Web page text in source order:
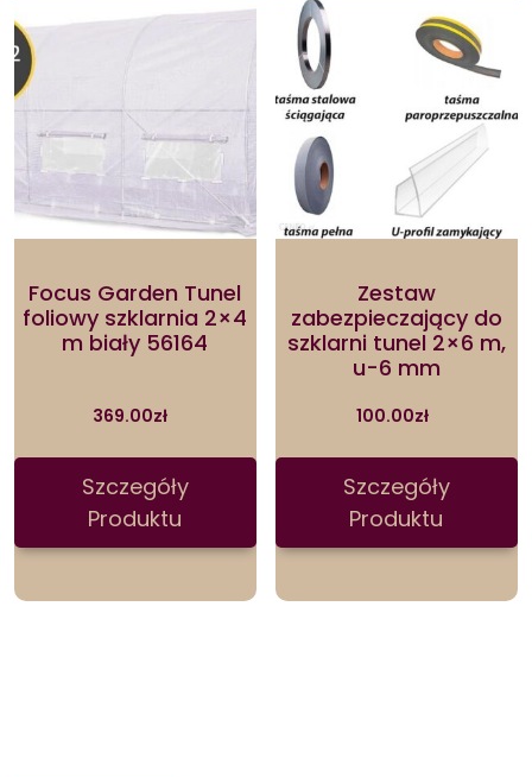
Focus Garden Tunel
foliowy szklarnia 2×4
m biały 56164
369.00zł
Szczegóły
Produktu
Zestaw
zabezpieczający do
szklarni tunel 2×6 m,
u-6 mm
100.00zł
Szczegóły
Produktu